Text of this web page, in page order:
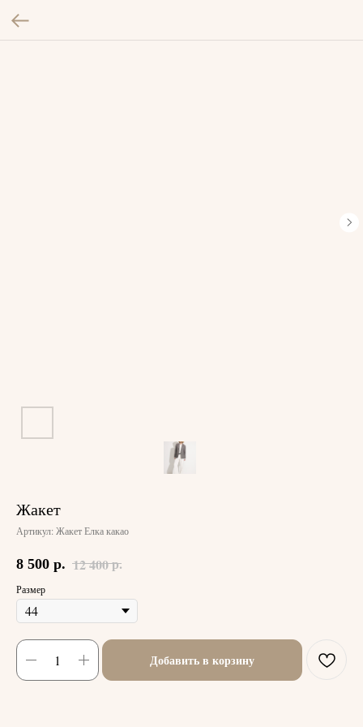
Жакет
Артикул: Жакет Елка какао
8 500 р. 12 400р.
Размер
Добавить в корзину